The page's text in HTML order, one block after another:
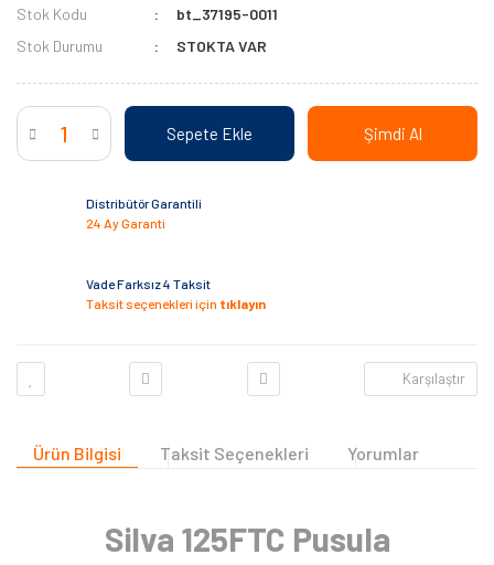
Stok Kodu
bt_37195-0011
Stok Durumu
STOKTA VAR
Sepete Ekle Şimdi Al
Distribütör Garantili
24 Ay Garanti
Vade Farksız 4 Taksit
Taksit seçenekleri için tıklayın
Karşılaştır
Ürün Bilgisi Taksit Seçenekleri Yorumlar
Silva 125FTC Pusula